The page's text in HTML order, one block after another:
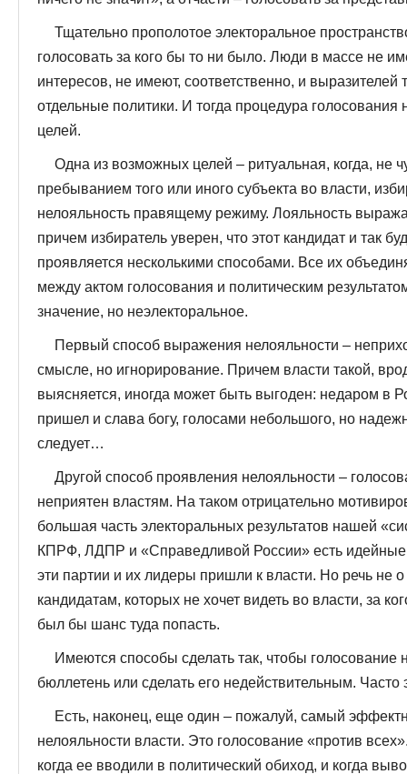
Тщательно прополотое электоральное
голосовать за кого бы то ни было. Люди в массе не
интересов, не имеют, соответственно, и выразителей
отдельные политики. И тогда процедура голосования
целей.
Одна из возможных целей – ритуальная, когда, не
пребыванием того или иного субъекта во власти,
нелояльность правящему режиму. Лояльность
причем избиратель уверен, что этот кандидат и так
проявляется несколькими способами. Все их
между актом голосования и политическим
значение, но неэлекторальное.
Первый способ выражения нелояльности –
смысле, но игнорирование. Причем власти такой,
выясняется, иногда может быть выгоден: недаром в
пришел и слава богу, голосами небольшого, но
следует…
Другой способ проявления нелояльности –
неприятен властям. На таком отрицательно
большая часть электоральных результатов нашей
КПРФ, ЛДПР и «Справедливой России» есть идейные
эти партии и их лидеры пришли к власти. Но речь не о
кандидатам, которых не хочет видеть во власти, за
был бы шанс туда попасть.
Имеются способы сделать так, чтобы голосование
бюллетень или сделать его недействительным.
Есть, наконец, еще один – пожалуй, самый
нелояльности власти. Это голосование «против
когда ее вводили в политический обиход, и когда